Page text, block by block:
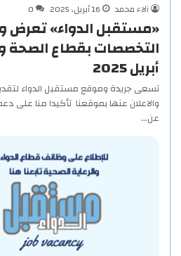
آلاء محمد
16 أبريل، 2025 0
«مستقبل الدواء» تعرض
أبريل 2025
تسعى جريدة وموقع مستقبل الدواء
والاعلان عنها بموقعنا تأكيدا منا على
عن…